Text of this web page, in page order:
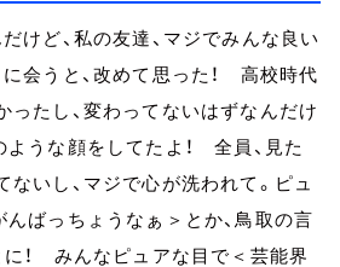
けど、私の友達、マジでみんな良い
会うと、改めて思った！ 高校時代
ったし、変わってないはずなんだけ
ような顔をしてたよ！ 全員、見た
いし、マジで心が洗われて。ピュ
んばっちょうなぁ＞とか、鳥取の言
に！ みんなピュアな目で＜芸能界